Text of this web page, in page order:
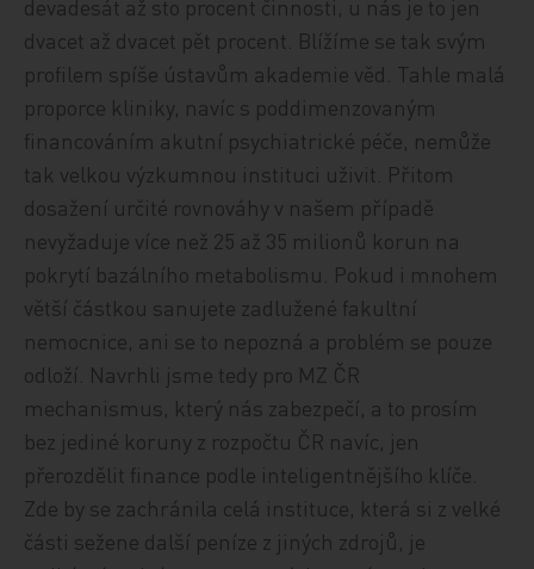
devadesát až sto procent činnosti, u nás je to jen
dvacet až dvacet pět procent. Blížíme se tak svým
profilem spíše ústavům akademie věd. Tahle malá
proporce kliniky, navíc s poddimenzovaným
financováním akutní psychiatrické péče, nemůže
tak velkou výzkumnou instituci uživit. Přitom
dosažení určité rovnováhy v našem případě
nevyžaduje více než 25 až 35 milionů korun na
pokrytí bazálního metabolismu. Pokud i mnohem
větší částkou sanujete zadlužené fakultní
nemocnice, ani se to nepozná a problém se pouze
odloží. Navrhli jsme tedy pro MZ ČR
mechanismus, který nás zabezpečí, a to prosím
bez jediné koruny z rozpočtu ČR navíc, jen
přerozdělit finance podle inteligentnějšího klíče.
Zde by se zachránila celá instituce, která si z velké
části sežene další peníze z jiných zdrojů, je